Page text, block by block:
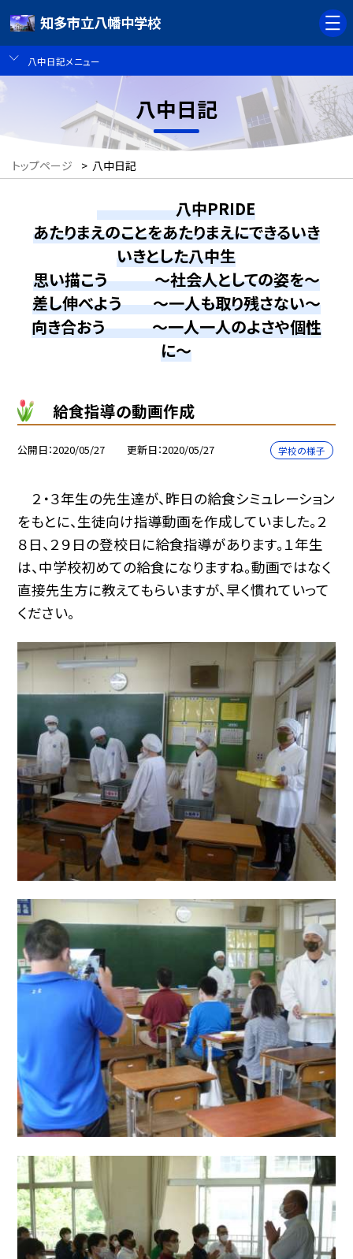
知多市立八幡中学校
八中日記メニュー
八中日記
トップページ > 八中日記
八中PRIDE
あたりまえのことをあたりまえにできるいき
いきとした八中生
思い描こう ～社会人としての姿を～
差し伸べよう ～一人も取り残さない～
向き合おう ～一人一人のよさや個性
に～
給食指導の動画作成
公開日 2020/05/27 更新日 2020/05/27 学校の様子
２・３年生の先生達が、昨日の給食シミュレーション
をもとに、生徒向け指導動画を作成していました。２
８日、２９日の登校日に給食指導があります。１年生
は、中学校初めての給食になりますね。動画ではなく
直接先生方に教えてもらいますが、早く慣れていって
ください。